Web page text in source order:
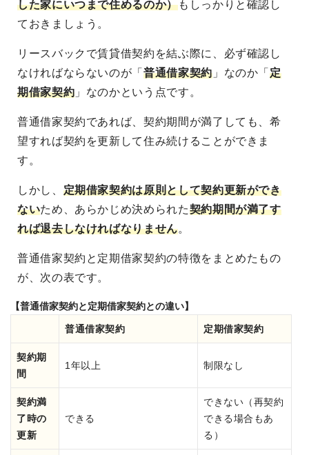
した家にいつまで住めるのか）もしっかりと確認し
ておきましょう。
リースバックで賃貸借契約を結ぶ際に、必ず確認し
なければならないのが「普通借家契約」なのか「定
期借家契約 」なのかという点です。
普通借家契約であれば、契約期間が満了しても、希
望すれば契約を更新して住み続けることができま
す。
しかし、 定期借家契約は原則として契約更新ができ
ないため、あらかじめ決められた契約期間が満了す
れば退去しなければなりません。
普通借家契約と定期借家契約の特徴をまとめたもの
が、次の表です。
【普通借家契約と定期借家契約との違い】
普通借家契約 定期借家契約
契約期
間
1年以上 制限なし
契約満
了時の
更新
できる
できない（再契約
できる場合もあ
る）